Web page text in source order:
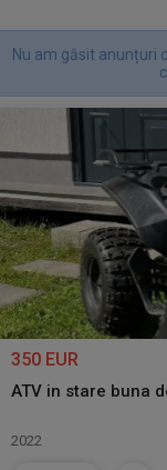
Nu am găsit anunțuri
350 EUR
ATV in stare buna
2022